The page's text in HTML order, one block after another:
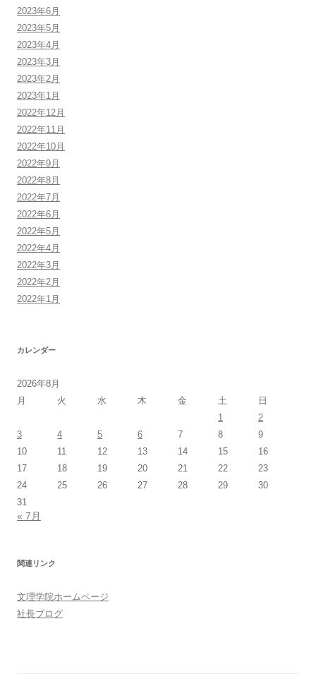
2023年6月
2023年5月
2023年4月
2023年3月
2023年2月
2023年1月
2022年12月
2022年11月
2022年10月
2022年9月
2022年8月
2022年7月
2022年6月
2022年5月
2022年4月
2022年3月
2022年2月
2022年1月
カレンダー
2026年8月
月
火 水 木 金 土
日
1
2
3
4 5 6 7 8
9
10
11 12 13 14 15
16
17
18 19 20 21 22
23
24
25 26 27 28 29
30
31
« 7月
関連リンク
文理学院ホームページ
社長ブログ